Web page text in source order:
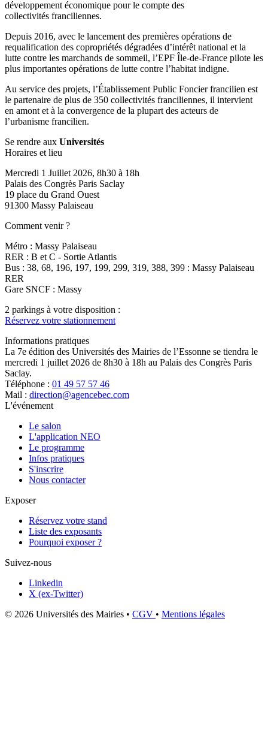
développement économique pour le compte des
collectivités franciliennes.
Depuis 2016, avec le lancement des premières opérations de
requalification des copropriétés dégradées d’intérêt national et la
lutte contre les marchands de sommeil, l’EPF Île-de-France pilote les
plus importantes opérations de lutte contre l’habitat indigne.
Au service des projets, l’Établissement Public Foncier francilien est
le partenaire de plus de 350 collectivités franciliennes, il intervient
en amont et à la convergence de la plupart des acteurs de
l’urbanisme francilien.
Se rendre aux Universités
Horaires et lieu
Mercredi 1 Juillet 2026, 8h30 à 18h
Palais des Congrès Paris Saclay
19 place du Grand Ouest
91300 Massy Palaiseau
Comment venir ?
Métro : Massy Palaiseau
RER : B et C - Sortie Atlantis
Bus : 38, 68, 196, 197, 199, 299, 319, 388, 399 : Massy Palaiseau
RER
Gare SNCF : Massy
2 parkings à votre disposition :
Réservez votre stationnement
Informations pratiques
La 7e édition des Universités des Mairies de l’Essonne se tiendra le
mercredi 1 juillet 2026 de 8h30 à 18h au Palais des Congrès Paris
Saclay.
Téléphone : 01 49 57 57 46
Mail : direction@agencebec.com
L'événement
Le salon
L'application NEO
Le programme
Infos pratiques
S'inscrire
Nous contacter
Exposer
Réservez votre stand
Liste des exposants
Pourquoi exposer ?
Suivez-nous
Linkedin
X (ex-Twitter)
© 2026 Universités des Mairies • CGV • Mentions légales